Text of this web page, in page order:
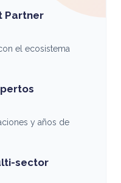
Partner
el ecosistema
y años de
sector